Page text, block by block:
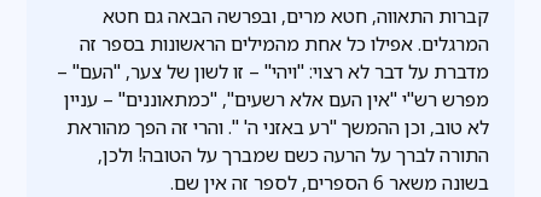
קברות התאווה, חטא מרים, ובפרשה הבאה גם חטא
המרגלים. אפילו כל אחת מהמילים הראשונות בספר זה
מדברת על דבר לא רצוי: "ויהי" – זו לשון של צער, "העם" –
מפרש רש"י "אין העם אלא רשעים", "כמתאוננים" – עניין
לא טוב, וכן ההמשך "רע באזני ה' ". והרי זה הפך מהוראת
התורה לברך על הרעה כשם שמברך על הטובה! ולכן,
בשונה משאר 6 הספרים, לספר זה אין שם.